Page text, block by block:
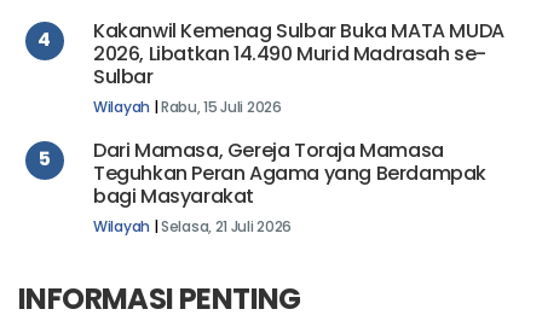
4
Kakanwil Kemenag Sulbar Buka MATA MUDA
2026, Libatkan 14.490 Murid Madrasah se-
Sulbar
Wilayah |Rabu, 15 Juli 2026
5
Dari Mamasa, Gereja Toraja Mamasa
Teguhkan Peran Agama yang Berdampak
bagi Masyarakat
Wilayah |Selasa, 21 Juli 2026
INFORMASI PENTING